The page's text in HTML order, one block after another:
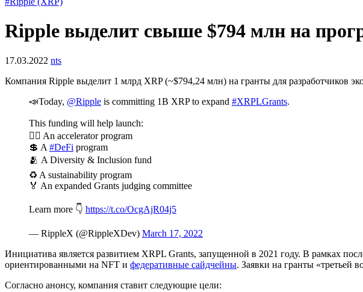
Ripple выделит свыше $794 млн на
17.03.2022 nts
Компания Ripple выделит 1 млрд XRP (~$794,24 млн) на гранты для разработчиков
📣Today, @Ripple is committing 1B XRP to expand #XRPLGrants.
This funding will help launch:
🏃‍♂️ An accelerator program
💲 A #DeFi program
🫂 A Diversity & Inclusion fund
♻️ A sustainability program
🏅 An expanded Grants judging committee
Learn more 👇 https://t.co/OcgAjR04j5
— RippleX (@RippleXDev) March 17, 2022
Инициатива является развитием XRPL Grants, запущенной в 2021 году. В рамках
ориентированными на NFT и федеративные сайдчейны. Заявки на гранты «третьей
Согласно анонсу, компания ставит следующие цели: